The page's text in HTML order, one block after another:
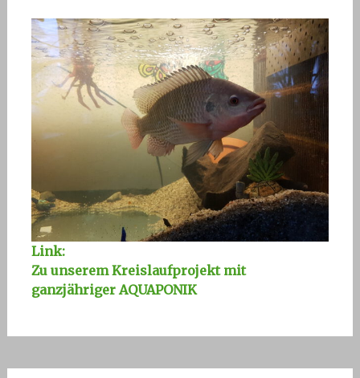
Link:
Zu unserem Kreislaufprojekt mit
ganzjähriger AQUAPONIK